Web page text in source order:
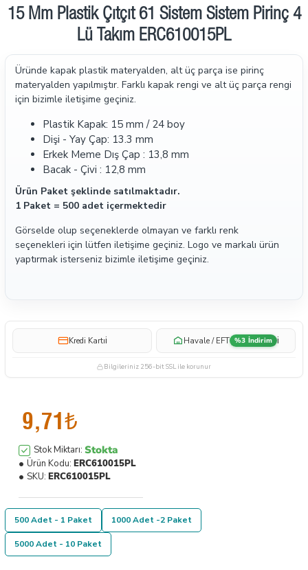
15 Mm Plastik Çıtçıt 61 Sistem Sistem Pirinç 4
Lü Takım ERC610015PL
Üründe kapak plastik materyalden, alt üç parça ise pirinç
materyalden yapılmıştır. Farklı kapak rengi ve alt üç parça rengi
için bizimle iletişime geçiniz.
Plastik Kapak: 15 mm / 24 boy
Dişi - Yay Çap: 13.3 mm
Erkek Meme Dış Çap : 13,8 mm
Bacak - Çivi : 12,8 mm
Ürün Paket şeklinde satılmaktadır.
1 Paket = 500 adet içermektedir
Görselde olup seçeneklerde olmayan ve farklı renk
seçenekleri için lütfen iletişime geçiniz. Logo ve markalı ürün
yaptırmak isterseniz bizimle iletişime geçiniz.
Kredi Kartıi Havale / EFT %3 İndirim i
Bilgileriniz 256-bit SSL ile korunur
9,71₺
Stok Miktarı: Stokta
Ürün Kodu: ERC610015PL
SKU: ERC610015PL
500 Adet - 1 Paket 1000 Adet -2 Paket
5000 Adet - 10 Paket